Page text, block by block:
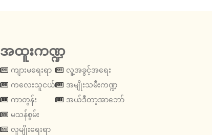
အထူးကဏ္ဍ
ကျားမရေးရာ
ကလေးသူငယ်
ကာတွန်း
မသန်စွမ်း
လူမျိုးရေးရာ
လူ့အခွင့်အရေး
အမျိုးသမီးကဏ္ဍ
အယ်ဒီတာ့အာဘော်